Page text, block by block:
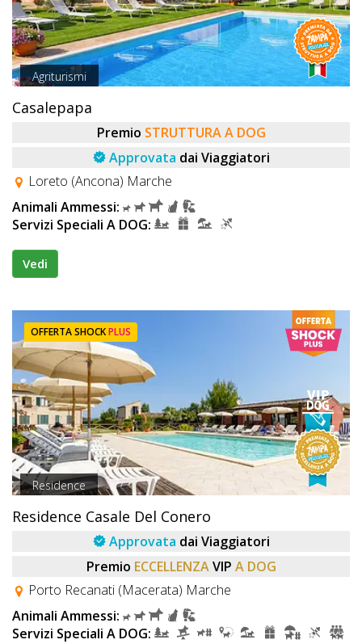
Agriturismi
Casalepapa
Premio STRUTTURA A DOG
Approvata dai Viaggiatori
Loreto (Ancona) Marche
Animali Ammessi:
Servizi Speciali A DOG:
Vedi
OFFERTA SHOCKPLUS
Residence
Residence Casale Del Conero
Approvata dai Viaggiatori
Premio ECCELLENZA VIP A DOG
Porto Recanati (Macerata) Marche
Animali Ammessi:
Servizi Speciali A DOG: